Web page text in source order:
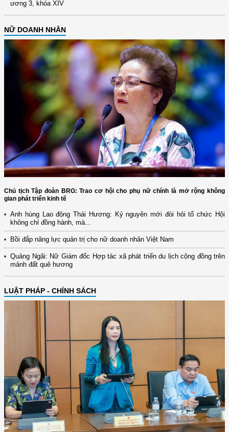
ương 3, khóa XIV
NỮ DOANH NHÂN
Chủ tịch Tập đoàn BRG: Trao cơ hội cho phụ nữ chính là mở rộng không
gian phát triển kinh tế
Anh hùng Lao động Thái Hương: Kỷ nguyên mới đòi hỏi tổ chức Hội
không chỉ đồng hành, mà...
Bồi đắp năng lực quản trị cho nữ doanh nhân Việt Nam
Quảng Ngãi: Nữ Giám đốc Hợp tác xã phát triển du lịch cộng đồng trên
mảnh đất quê hương
LUẬT PHÁP - CHÍNH SÁCH